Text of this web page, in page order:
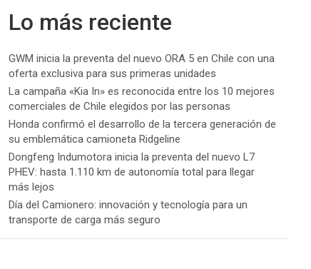
Lo más reciente
GWM inicia la preventa del nuevo ORA 5 en Chile con una
oferta exclusiva para sus primeras unidades
La campaña «Kia In» es reconocida entre los 10 mejores
comerciales de Chile elegidos por las personas
Honda confirmó el desarrollo de la tercera generación de
su emblemática camioneta Ridgeline
Dongfeng Indumotora inicia la preventa del nuevo L7
PHEV: hasta 1.110 km de autonomía total para llegar
más lejos
Día del Camionero: innovación y tecnología para un
transporte de carga más seguro